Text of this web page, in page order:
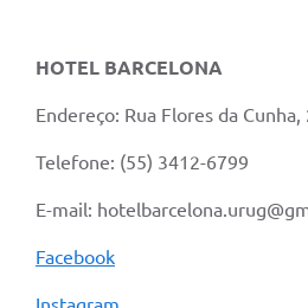
HOTEL BARCELONA
Endereço: Rua Flores da
Telefone: (55) 3412-6799
E-mail:
Facebook